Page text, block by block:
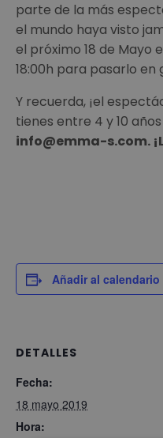
parte de la más
el mundo haya visto
el próximo 18 de Mayo
18:00h para pasarlo en
Y recuerda, ¡el
tienes entre 4 y 10 años
info@emma-s.com.
Añadir al calendario
DETALLES
Fecha:
18 mayo 2019
Hora: